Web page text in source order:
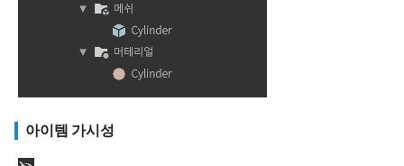
아이템 가시성